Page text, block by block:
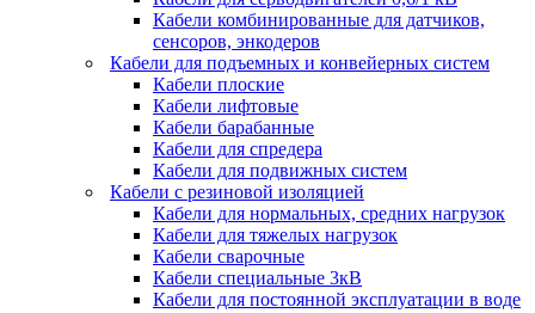
Кабели комбинированные для датчиков,
cенсоров, энкодеров
Кабели для подъемных и конвейерных систем
Кабели плоские
Кабели лифтовые
Кабели барабанные
Кабели для спредера
Кабели для подвижных систем
Кабели с резиновой изоляцией
Кабели для нормальных, средних нагрузок
Кабели для тяжелых нагрузок
Кабели сварочные
Кабели специальные 3кВ
Кабели для постоянной эксплуатации в воде